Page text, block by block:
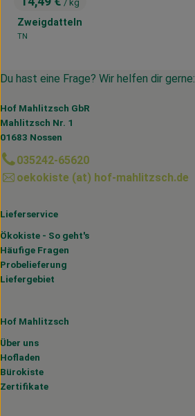
, Preis:
/ kg
Zweigdatteln
, Herkunft:
TN
Du hast eine Frage? Wir helfen dir gerne:
Hof Mahlitzsch GbR
Mahlitzsch Nr. 1
01683 Nossen
035242-65620
oekokiste (at) hof-mahlitzsch.de
Lieferservice
Ökokiste - So geht's
Häufige Fragen
Probelieferung
Liefergebiet
Hof Mahlitzsch
Über uns
Hofladen
Bürokiste
Zertifikate